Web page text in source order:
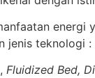
jenis teknologi :
, Fluidized Bed,